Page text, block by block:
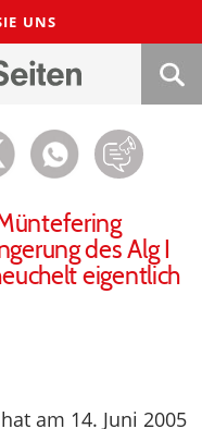
UNS
des Alg I
eigentlich
am 14. Juni 2005